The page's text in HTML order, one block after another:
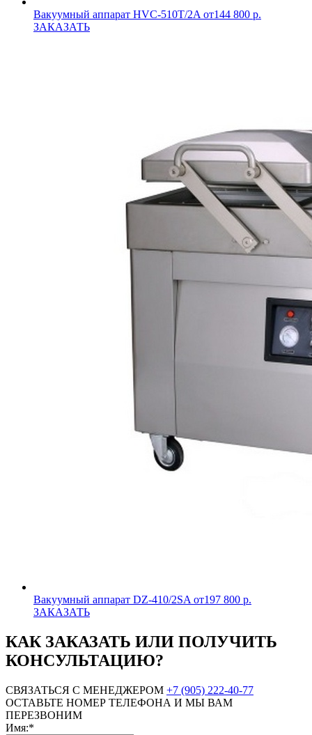
Вакуумный аппарат HVC-510T/2A от144 800 р.
ЗАКАЗАТЬ
Вакуумный аппарат DZ-410/2SA от197 800 р.
ЗАКАЗАТЬ
КАК ЗАКАЗАТЬ ИЛИ ПОЛУЧИТЬ
КОНСУЛЬТАЦИЮ?
СВЯЗАТЬСЯ С МЕНЕДЖЕРОМ +7 (905) 222-40-77
ОСТАВЬТЕ НОМЕР ТЕЛЕФОНА И МЫ ВАМ
ПЕРЕЗВОНИМ
Имя:*